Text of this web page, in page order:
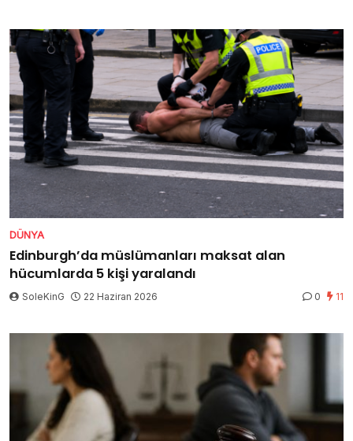
DÜNYA
Edinburgh’da müslümanları maksat alan
hücumlarda 5 kişi yaralandı
SoleKinG 22 Haziran 2026 0 11